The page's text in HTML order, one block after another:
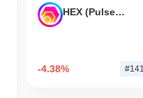
HEX (Pulsechain)
-4.38% #141